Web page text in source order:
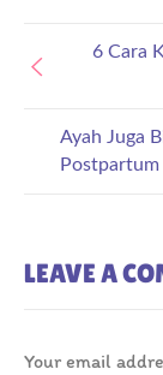
Ayah Juga
Postpartum
6 Cara
LEAVE A
Your email